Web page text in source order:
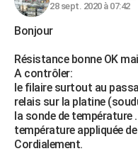
S'inscrire
Se connecter
Lycées
Collèges
Primaires
Universités
Entreprises
Service militaire
Avis de recherche
Bricolage
Lifestyle
Culture
Sport
Auto
Television
Voyage
Cinema
28 sept. 2020 à 07:42
Bonjour
Résistance bonne OK
A contrôler:
le filaire surtout au
relais sur la platine
la sonde de température
température appliquée
Cordialement.